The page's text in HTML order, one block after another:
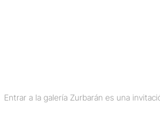
Entrar a la galería Zurbarán es una